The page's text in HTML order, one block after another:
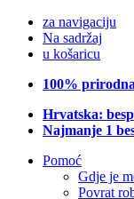
za navigaciju
Na sadržaj
u košaricu
100%
Hrvatska:
Najmanje 1
Pomoć
Gdje je
Povrat